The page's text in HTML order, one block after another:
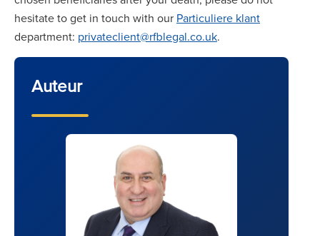
hesitate to get in touch with our Particuliere klant
department: privateclient@rfblegal.co.uk.
Auteur